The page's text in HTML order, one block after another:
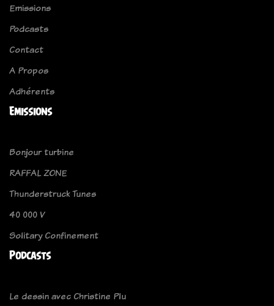
Emissions
Podcasts
Contact
A Propos
Adhérents
Emissions
Bonjour turbine
RAFFAL ZONE
Thunderstruck Tunes
40 000 V
Solitary Confinement
Podcasts
Le dessin avec Christine Plu